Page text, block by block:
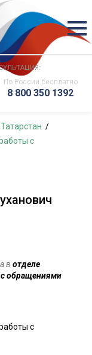
По России бесплатно
8 800 350 1392
с
в отделе
с обращениями
с